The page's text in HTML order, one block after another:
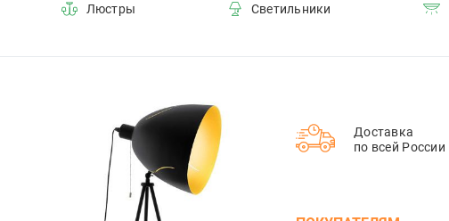
Люстры Светильники
Доставка
по всей России